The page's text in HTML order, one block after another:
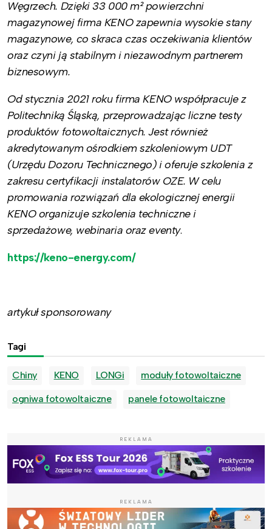
Węgrzech. Dzięki 33 000 m² powierzchni
magazynowej firma KENOzapewnia wysokie stany
magazynowe, co skraca czas oczekiwania klientów
orazczyni ją stabilnym i niezawodnym partnerem
biznesowym.
Od stycznia 2021 roku firma KENO współpracuje z
Politechniką Śląską, przeprowadzając liczne testy
produktów fotowoltaicznych. Jest również
akredytowanym ośrodkiem szkoleniowym UDT
(Urzędu Dozoru Technicznego) i oferuje szkolenia z
zakresu certyfikacji instalatorów OZE. W celu
promowania rozwiązań dla ekologicznej energii
KENO organizuje szkolenia techniczne i
sprzedażowe, webinaria oraz eventy.
https://keno-energy.com/
artykuł sponsorowany
Tagi
Chiny KENO LONGi moduły fotowoltaiczne
ogniwa fotowoltaiczne panele fotowoltaiczne
REKLAMA
REKLAMA